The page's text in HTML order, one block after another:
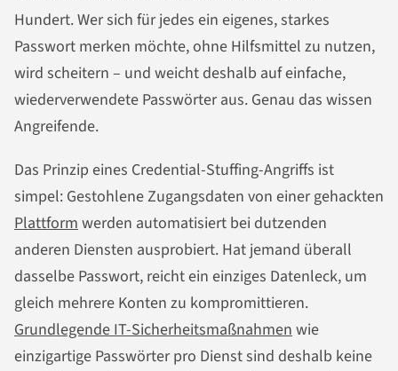
Hundert. Wer sich für jedes ein eigenes, starkes
Passwort merken möchte, ohne Hilfsmittel zu nutzen,
wird scheitern – und weicht deshalb auf einfache,
wiederverwendete Passwörter aus. Genau das wissen
Angreifende.
Das Prinzip eines Credential-Stuffing-Angriffs ist
simpel: Gestohlene Zugangsdaten von einer gehackten
Plattformwerden automatisiert bei dutzenden
anderen Diensten ausprobiert. Hat jemand überall
dasselbe Passwort, reicht ein einziges Datenleck, um
gleich mehrere Konten zu kompromittieren.
Grundlegende IT-Sicherheitsmaßnahmenwie
einzigartige Passwörter pro Dienst sind deshalb keine